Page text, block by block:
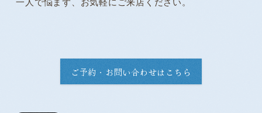
一人で悩まず、お気軽にご来店ください。
ご予約・お問い合わせはこちら